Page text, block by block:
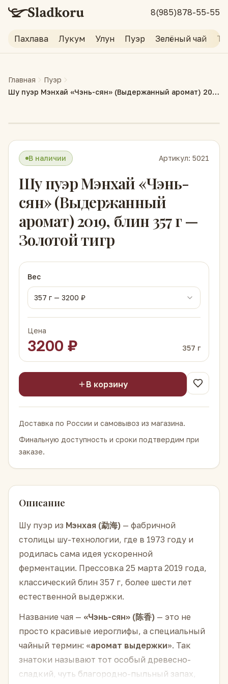
8(985)878-55-55
Пахлава Лукум Улун Пуэр Зелёный чай
Главная
Пуэр
Шу пуэр Мэнхай «Чэнь-сян» (Выдержанный аромат) 2019, блин 357 г — Золотой тигр
В наличии Артикул: 5021
Шу пуэр Мэнхай «Чэнь-
сян» (Выдержанный
аромат) 2019, блин 357 г —
Золотой тигр
Вес
357 г — 3200 ₽
Цена
3200 ₽ 357 г
В корзину
Доставка по России и самовывоз из магазина.
Финальную доступность и сроки подтвердим при
заказе.
Описание
Шу пуэр из Мэнхая (勐海) — фабричной
столицы шу-технологии, где в 1973 году и
родилась сама идея ускоренной
ферментации. Прессовка 25 марта 2019 года,
классический блин 357 г, более шести лет
естественной выдержки.
Название чая — «Чэнь-сян» (陈香) — это не
просто красивые иероглифы, а специальный
чайный термин: «аромат выдержки». Так
знатоки называют тот особый древесно-
сладкий, чуть благородно-пыльный запах,